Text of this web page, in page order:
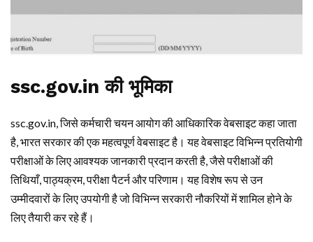
ssc.gov.in की भूमिका
ssc.gov.in, जिसे कर्मचारी चयन आयोग की आधिकारिक वेबसाइट कहा जाता
है, भारत सरकार की एक महत्वपूर्ण वेबसाइट है। यह वेबसाइट विभिन्न प्रतियोगी
परीक्षाओं के लिए आवश्यक जानकारी प्रदान करती है, जैसे परीक्षाओं की
तिथियाँ, पाठ्यक्रम, परीक्षा पैटर्न और परिणाम। यह विशेष रूप से उन
उम्मीदवारों के लिए उपयोगी है जो विभिन्न सरकारी नौकरियों में शामिल होने के
लिए तैयारी कर रहे हैं।